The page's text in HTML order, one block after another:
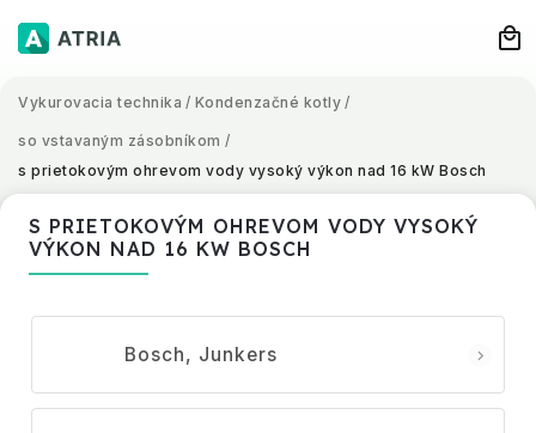
Vykurovacia technika / Kondenzačné kotly /
so vstavaným zásobníkom /
s prietokovým ohrevom vody vysoký výkon nad 16 kW Bosch
S PRIETOKOVÝM OHREVOM VODY VYSOKÝ
VÝKON NAD 16 KW BOSCH
Bosch, Junkers